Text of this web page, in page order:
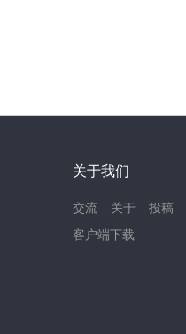
关于我们
交流 关于
投稿
客户端下载